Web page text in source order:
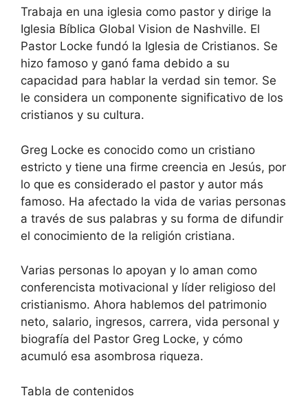
Trabaja en una iglesia como pastor y dirige la
Iglesia Bíblica Global Vision de Nashville. El
Pastor Locke fundó la Iglesia de Cristianos. Se
hizo famoso y ganó fama debido a su
capacidad para hablar la verdad sin temor. Se
le considera un componente significativo de los
cristianos y su cultura.
Greg Locke es conocido como un cristiano
estricto y tiene una firme creencia en Jesús, por
lo que es considerado el pastor y autor más
famoso. Ha afectado la vida de varias personas
a través de sus palabras y su forma de difundir
el conocimiento de la religión cristiana.
Varias personas lo apoyan y lo aman como
conferencista motivacional y líder religioso del
cristianismo. Ahora hablemos del patrimonio
neto, salario, ingresos, carrera, vida personal y
biografía del Pastor Greg Locke, y cómo
acumuló esa asombrosa riqueza.
Tabla de contenidos